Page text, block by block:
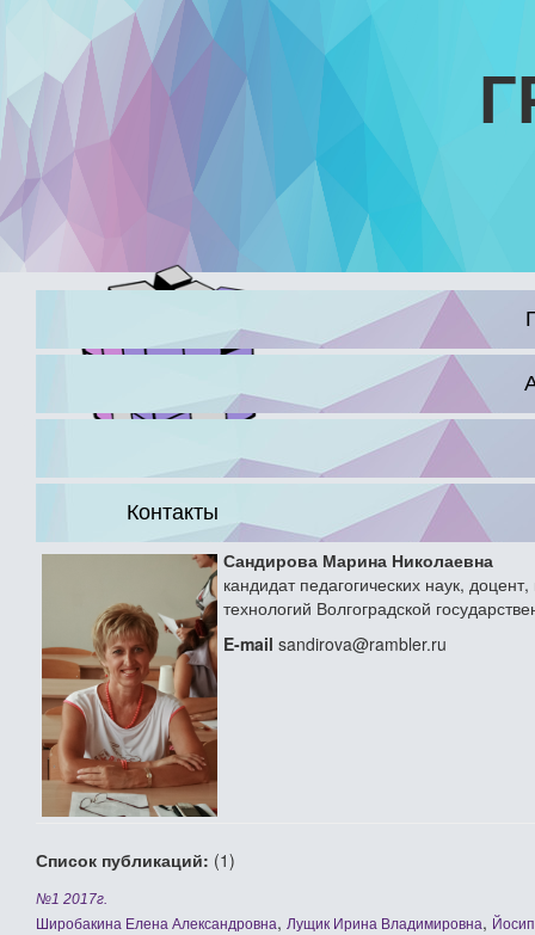
Контакты
Сандирова Марина Николаевна
кандидат педагогических наук,
технологий Волгоградской
E-mail sandirova@rambler.ru
Список публикаций: (1)
№1 2017г.
Широбакина Елена Александровна, Лущик Ирина Владимировна,